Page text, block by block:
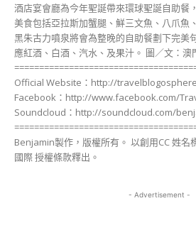
酒店宴會廳為今年聖誕帶來環球聖誕自助餐
美食包括亞拉斯加蟹腿、鮮三文魚、八爪魚
黑朱古力噴泉將會為整晚的自助餐劃下完美
應紅酒、白酒、汽水、及果汁。 圖／文：澳
Official Website：http://
Facebook：http://www.facebook.com/
Soundcloud：http://soundcloud.com/
Benjamin製作，版權所有。 以創用CC 姓名
國際 授權條款釋出。
- Advertisement -